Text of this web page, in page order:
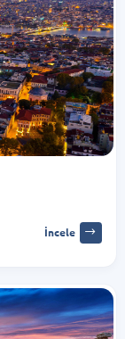
İncele